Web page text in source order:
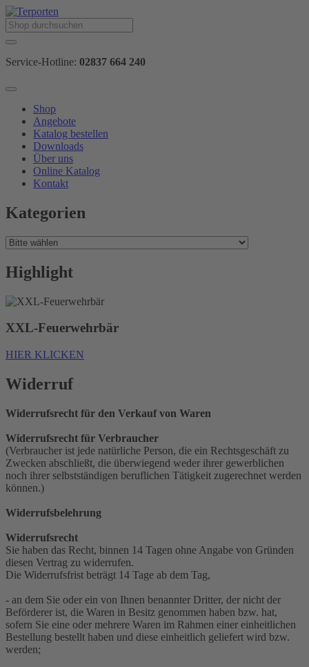
Service-Hotline: 02837 664 240
Shop
Angebote
Katalog bestellen
Downloads
Über uns
Online Katalog
Kontakt
Kategorien
Highlight
XXL-Feuerwehrbär
HIER KLICKEN
Widerruf
Widerrufsrecht für den Verkauf von Waren
Widerrufsrecht für Verbraucher
(Verbraucher ist jede natürliche Person, die ein Rechtsgeschäft zu
Zwecken abschließt, die überwiegend weder ihrer gewerblichen
noch ihrer selbstständigen beruflichen Tätigkeit zugerechnet werden
können.)
Widerrufsbelehrung
Widerrufsrecht
Sie haben das Recht, binnen 14 Tagen ohne Angabe von Gründen
diesen Vertrag zu widerrufen.
Die Widerrufsfrist beträgt 14 Tage ab dem Tag,
- an dem Sie oder ein von Ihnen benannter Dritter, der nicht der
Beförderer ist, die Waren in Besitz genommen haben bzw. hat,
sofern Sie eine oder mehrere Waren im Rahmen einer einheitlichen
Bestellung bestellt haben und diese einheitlich geliefert wird bzw.
werden;